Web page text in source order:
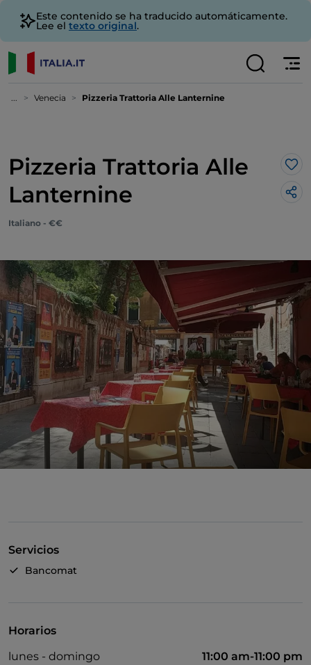
Este contenido se ha traducido automáticamente.
Lee el texto original.
... Venecia Pizzeria Trattoria Alle Lanternine
Pizzeria Trattoria Alle
Lanternine
Me
Italiano - €€
Servicios
Bancomat
Horarios
lunes - domingo
11:00 am-11:00 pm